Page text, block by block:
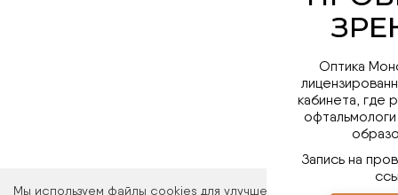
Мы используем файлы cookies для улучшения работы сайта.
Оптика
кабинета, где
Запись на